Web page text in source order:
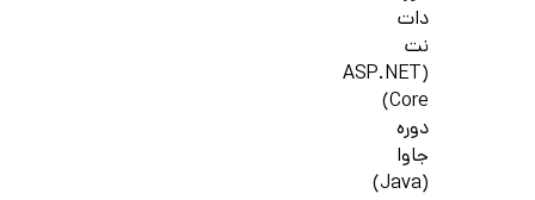
دات
نت
(ASP.NET
Core)
دوره
جاوا
(Java)